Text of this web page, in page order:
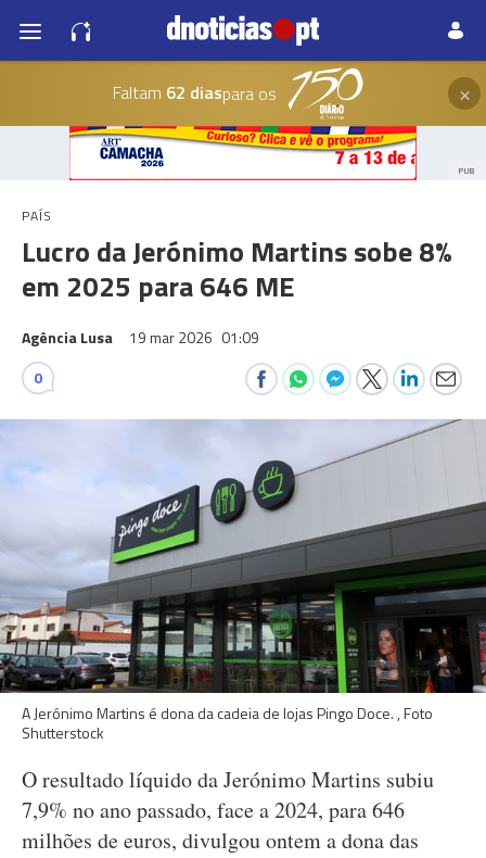
Faltam 62 diaspara os ×
PUB
PAÍS
Lucro da Jerónimo Martins sobe 8%
em 2025 para 646 ME
Agência Lusa 19 mar 2026 01:09
0
A Jerónimo Martins é dona da cadeia de lojas Pingo Doce. , Foto
Shutterstock
O resultado líquido da Jerónimo Martins subiu
7,9% no ano passado, face a 2024, para 646
milhões de euros, divulgou ontem a dona das